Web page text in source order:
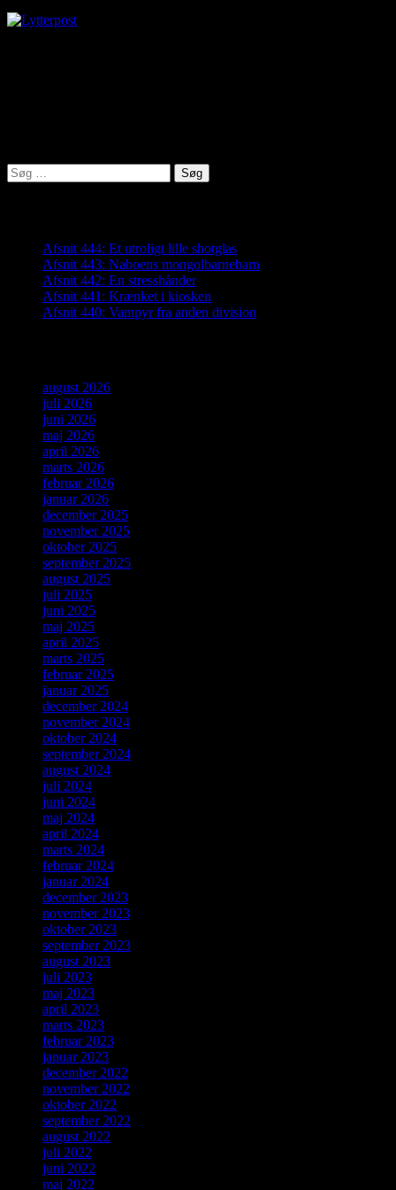
Søg
efter:
Afsnit 444: Et utroligt lille shotglas
Afsnit 443: Naboens mongolbarnebarn
Afsnit 442: En stresshånder
Afsnit 441: Krænket i kiosken
Afsnit 440: Vampyr fra anden division
august 2026
juli 2026
juni 2026
maj 2026
april 2026
marts 2026
februar 2026
januar 2026
december 2025
november 2025
oktober 2025
september 2025
august 2025
juli 2025
juni 2025
maj 2025
april 2025
marts 2025
februar 2025
januar 2025
december 2024
november 2024
oktober 2024
september 2024
august 2024
juli 2024
juni 2024
maj 2024
april 2024
marts 2024
februar 2024
januar 2024
december 2023
november 2023
oktober 2023
september 2023
august 2023
juli 2023
maj 2023
april 2023
marts 2023
februar 2023
januar 2023
december 2022
november 2022
oktober 2022
september 2022
august 2022
juli 2022
juni 2022
maj 2022